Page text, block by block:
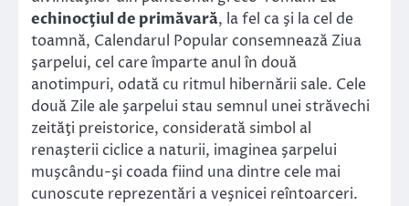
echinocţiul de primăvară, la fel ca şi la cel de
toamnă, Calendarul Popular consemnează Ziua
şarpelui, cel care împarte anul în două
anotimpuri, odată cu ritmul hibernării sale. Cele
două Zile ale şarpelui stau semnul unei străvechi
zeităţi preistorice, considerată simbol al
renaşterii ciclice a naturii, imaginea şarpelui
muşcându-şi coada fiind una dintre cele mai
cunoscute reprezentări a veşnicei reîntoarceri.